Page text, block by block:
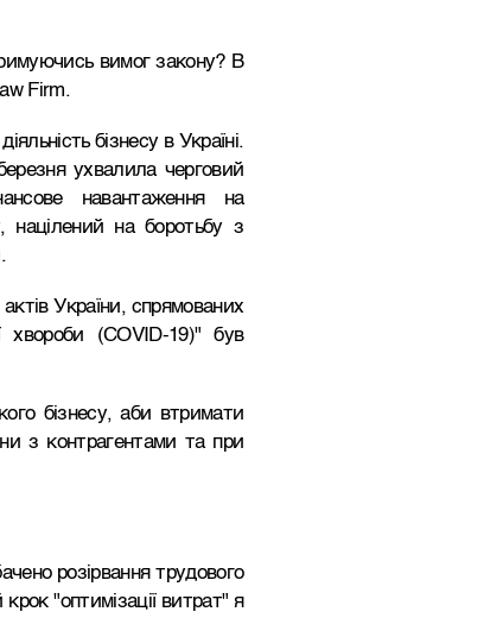
вимог закону? В
Firm.
бізнесу в Україні.
ухвалила черговий
навантаження на
націлений на боротьбу з
України, спрямованих
хвороби (COVID-19)" був
бізнесу, аби втримати
з контрагентами та при
розірвання трудового
"оптимізації витрат" я